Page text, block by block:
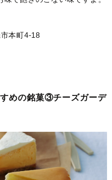
本町4-18
すめの銘菓③チーズガーデ